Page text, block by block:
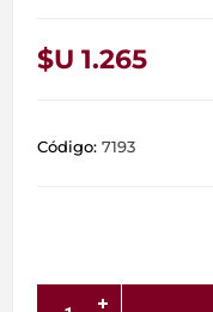
$U 1.265
Código: 7193